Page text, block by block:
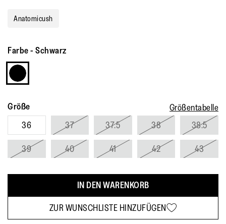
Anatomicush
Farbe- Schwarz
Größe
Größentabelle
36
37 37.5 38 38.5
39 40 41 42 43
IN DEN WARENKORB
ZUR WUNSCHLISTE HINZUFÜGEN